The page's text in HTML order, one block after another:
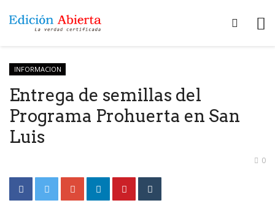
INFORMACION
Entrega de semillas del
Programa Prohuerta en San
Luis
0